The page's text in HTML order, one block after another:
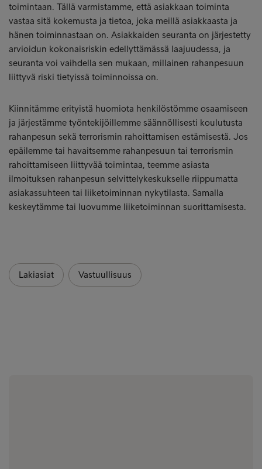
toimintaan. Tällä varmistamme, että asiakkaan toiminta
vastaa sitä kokemusta ja tietoa, joka meillä asiakkaasta ja
hänen toiminnastaan on. Asiakkaiden seuranta on järjestetty
arvioidun kokonaisriskin edellyttämässä laajuudessa, ja
seuranta voi vaihdella sen mukaan, millainen rahanpesuun
liittyvä riski tietyissä toiminnoissa on.
Kiinnitämme erityistä huomiota henkilöstömme osaamiseen
ja järjestämme työntekijöillemme säännöllisesti koulutusta
rahanpesun sekä terrorismin rahoittamisen estämisestä. Jos
epäilemme tai havaitsemme rahanpesuun tai terrorismin
rahoittamiseen liittyvää toimintaa, teemme asiasta
ilmoituksen rahanpesun selvittelykeskukselle riippumatta
asiakassuhteen tai liiketoiminnan nykytilasta. Samalla
keskeytämme tai luovumme liiketoiminnan suorittamisesta.
Lakiasiat Vastuullisuus